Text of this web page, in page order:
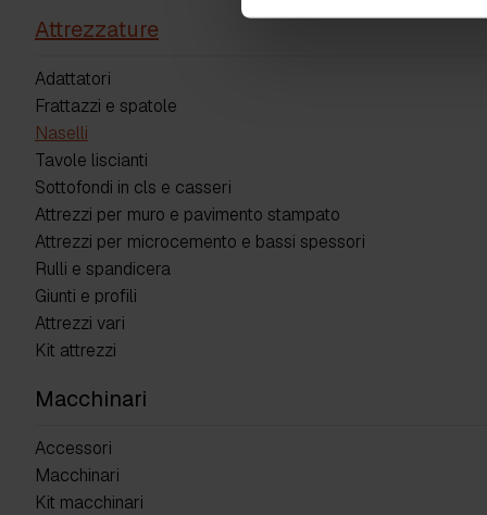
Attrezzature
Adattatori
Frattazzi e spatole
Naselli
Tavole liscianti
Sottofondi in cls e casseri
Attrezzi per muro e pavimento stampato
Attrezzi per microcemento e bassi spessori
Rulli e spandicera
Giunti e profili
Attrezzi vari
Kit attrezzi
Macchinari
Accessori
Macchinari
Kit macchinari